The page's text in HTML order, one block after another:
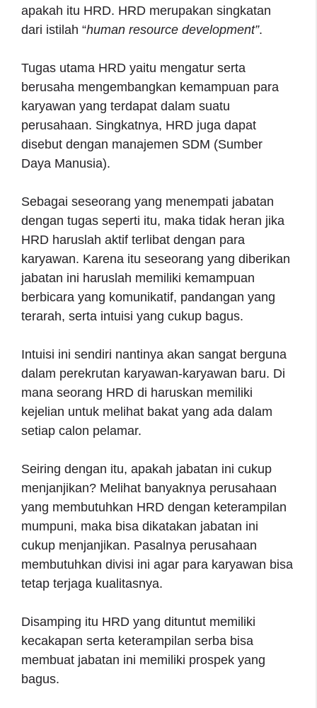
apakah itu HRD. HRD merupakan singkatan
dari istilah “human resource development”.
Tugas utama HRD yaitu mengatur serta
berusaha mengembangkan kemampuan para
karyawan yang terdapat dalam suatu
perusahaan. Singkatnya, HRD juga dapat
disebut dengan manajemen SDM (Sumber
Daya Manusia).
Sebagai seseorang yang menempati jabatan
dengan tugas seperti itu, maka tidak heran jika
HRD haruslah aktif terlibat dengan para
karyawan. Karena itu seseorang yang diberikan
jabatan ini haruslah memiliki kemampuan
berbicara yang komunikatif, pandangan yang
terarah, serta intuisi yang cukup bagus.
Intuisi ini sendiri nantinya akan sangat berguna
dalam perekrutan karyawan-karyawan baru. Di
mana seorang HRD di haruskan memiliki
kejelian untuk melihat bakat yang ada dalam
setiap calon pelamar.
Seiring dengan itu, apakah jabatan ini cukup
menjanjikan? Melihat banyaknya perusahaan
yang membutuhkan HRD dengan keterampilan
mumpuni, maka bisa dikatakan jabatan ini
cukup menjanjikan. Pasalnya perusahaan
membutuhkan divisi ini agar para karyawan bisa
tetap terjaga kualitasnya.
Disamping itu HRD yang dituntut memiliki
kecakapan serta keterampilan serba bisa
membuat jabatan ini memiliki prospek yang
bagus.